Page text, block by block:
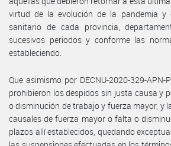
virtud de la evolución de la pandemia y
sanitario de cada provincia,
sucesivos periodos y conforme las
estableciendo.
Que asimismo por DECNU-2020-329-
prohibieron los despidos sin justa causa y
o disminución de trabajo y fuerza mayor, y
causales de fuerza mayor o falta o
plazos allí establecidos, quedando